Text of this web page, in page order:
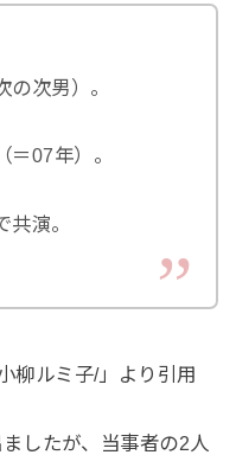
次男）。
＝07年）。
演。
柳ルミ子/」より引用
したが、当事者の2人